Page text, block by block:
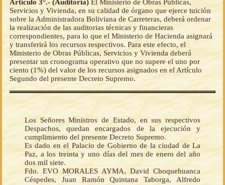
Artículo 3°.- (Auditoria) El Ministerio de Obras Públicas,
Servicios y Vivienda, en su calidad de órgano que ejerce tuición
sobre la Administradora Boliviana de Carreteras, deberá ordenar
la realización de las auditorias técnicas y financieras
correspondientes, para lo que el Ministerio de Hacienda asignará
y transferirá los recursos respectivos. Para este efecto, el
Ministerio de Obras Públicas, Servicios y Vivienda deberá
presentar un cronograma operativo que no supere el uno por
ciento (1%) del valor de los recursos asignados en el Artículo
Segundo del presente Decreto Supremo.
Los Señores Ministros de Estado, en sus respectivos
Despachos, quedan encargados de la ejecución y
cumplimiento del presente Decreto Supremo.
Es dado en el Palacio de Gobierno de la ciudad de La
Paz, a los treinta y uno días del mes de enero del año
dos mil siete.
Fdo. EVO MORALES AYMA, David Choquehuanca
Céspedes, Juan Ramón Quintana Taborga, Alfredo